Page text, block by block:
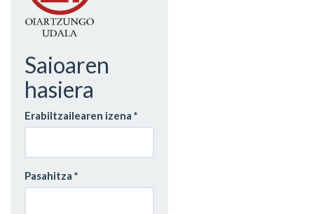
Saioaren
hasiera
Erabiltzailearen izena *
Pasahitza *